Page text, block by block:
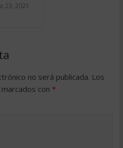
23, 2021
no será publicada. Los
con *